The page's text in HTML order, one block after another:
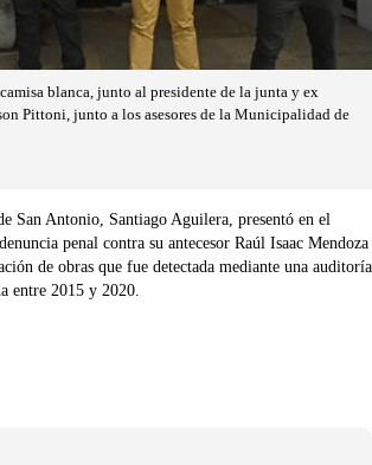
blanca, junto al presidente de la junta y ex
Pittoni, junto a los asesores de la Municipalidad de
San Antonio, Santiago Aguilera, presentó en el
penal contra su antecesor Raúl Isaac Mendoza
de obras que fue detectada mediante una auditoría
entre 2015 y 2020.